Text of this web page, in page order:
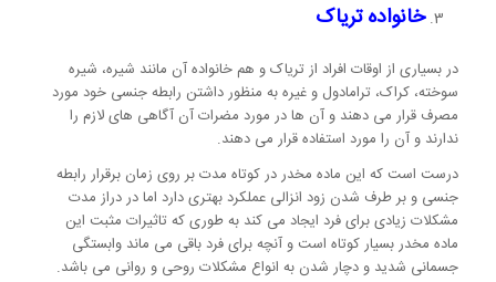
خانواده تریاک
در بسیاری از اوقات افراد از تریاک و هم خانواده آن مانند شیره، شیره
سوخته، کراک، ترامادول و غیره به منظور داشتن رابطه جنسی خود مورد
مصرف قرار می دهند و آن ها در مورد مضرات آن آگاهی های لازم را
ندارند و آن را مورد استفاده قرار می دهند.
درست است که این ماده مخدر در کوتاه مدت بر روی زمان برقرار رابطه
جنسی و بر طرف شدن زود انزالی عملکرد بهتری دارد اما در دراز مدت
مشکلات زیادی برای فرد ایجاد می کند به طوری که تاثیرات مثبت این
ماده مخدر بسیار کوتاه است و آنچه برای فرد باقی می ماند وابستگی
جسمانی شدید و دچار شدن به انواع مشکلات روحی و روانی می باشد.